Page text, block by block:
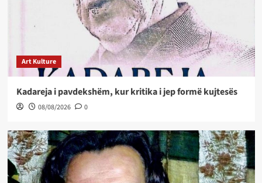
Art Kulture
Kadareja i pavdekshëm, kur kritika i jep formë kujtesës
08/08/2026 0